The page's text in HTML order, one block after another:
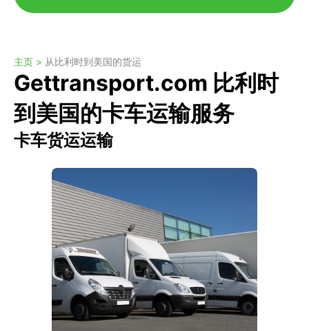
主页 > 从比利时到美国的货运
Gettransport.com 比利时
到美国的卡车运输服务
卡车货运运输